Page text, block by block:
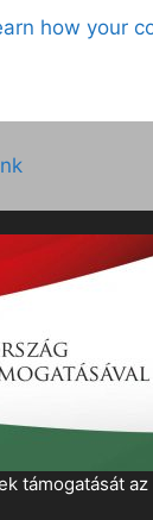
how your
támogatását